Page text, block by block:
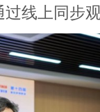
过线上同步